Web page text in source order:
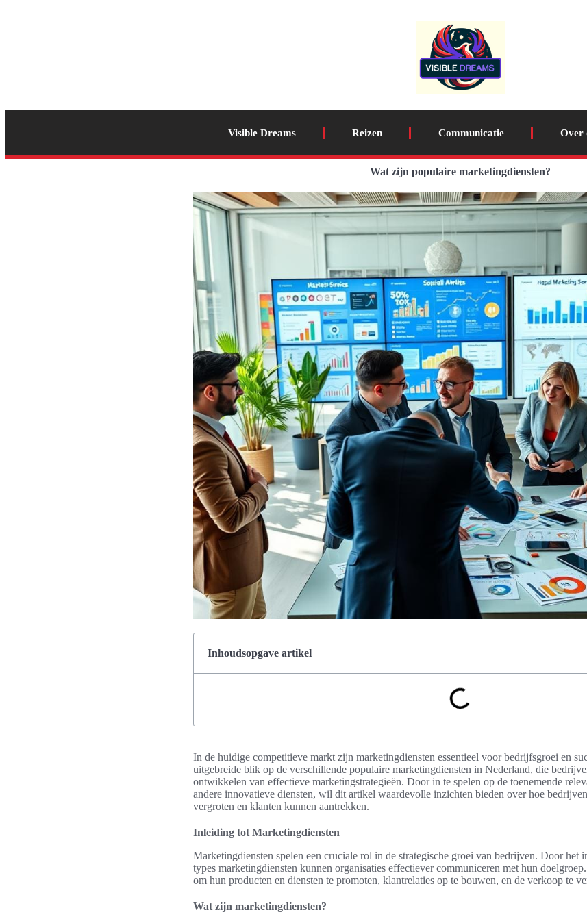
Visible Dreams Reizen Communicatie Over
Wat zijn populaire marketingdiensten?
Inhoudsopgave artikel
In de huidige competitieve markt zijn marketingdiensten essentieel voor bedrijfsgroei en
uitgebreide blik op de verschillende populaire marketingdiensten in Nederland, die
ontwikkelen van effectieve marketingstrategieën. Door in te spelen op de toenemende
andere innovatieve diensten, wil dit artikel waardevolle inzichten bieden over hoe
vergroten en klanten kunnen aantrekken.
Inleiding tot Marketingdiensten
Marketingdiensten spelen een cruciale rol in de strategische groei van bedrijven. Door het
types marketingdiensten kunnen organisaties effectiever communiceren met hun
om hun producten en diensten te promoten, klantrelaties op te bouwen, en de verkoop te
Wat zijn marketingdiensten?